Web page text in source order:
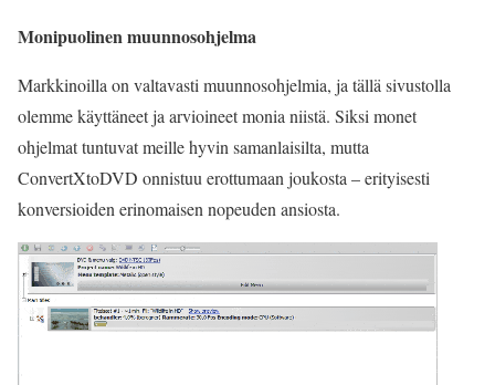
Monipuolinen muunnosohjelma
Markkinoilla on valtavasti muunnosohjelmia, ja tällä sivustolla
olemme käyttäneet ja arvioineet monia niistä. Siksi monet
ohjelmat tuntuvat meille hyvin samanlaisilta, mutta
ConvertXtoDVD onnistuu erottumaan joukosta – erityisesti
konversioiden erinomaisen nopeuden ansiosta.